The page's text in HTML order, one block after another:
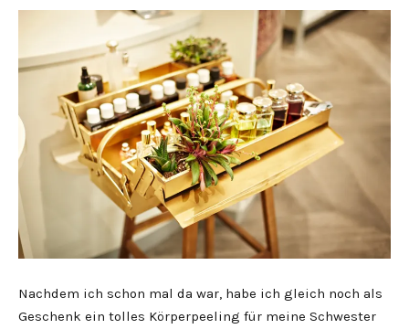
Nachdem ich schon mal da war, habe ich gleich noch als
Geschenk ein tolles Körperpeeling für meine Schwester